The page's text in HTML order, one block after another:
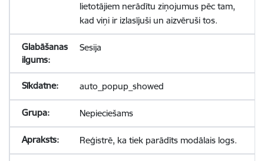
lietotājiem nerādītu ziņojumus pēc tam,
kad viņi ir izlasījuši un aizvēruši tos.
Sesija
auto_popup_showed
Nepieciešams
Reģistrē, ka tiek parādīts modālais logs.